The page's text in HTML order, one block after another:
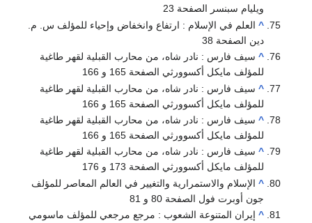
ويليام سبنسر الصفحة 23
^ العلم في الإسلام : ارتفاع وانخفاض وإحياء للمؤلف س. م.
دين الصفحة 38
^ سيف فارس : نادر شاه، من محارب القبلية لقهر طاغية
للمؤلف مايكل أكسوورثي الصفحة 165 و 166
^ سيف فارس : نادر شاه، من محارب القبلية لقهر طاغية
للمؤلف مايكل أكسوورثي الصفحة 165 و 166
^ سيف فارس : نادر شاه، من محارب القبلية لقهر طاغية
للمؤلف مايكل أكسوورثي الصفحة 165 و 166
^ سيف فارس : نادر شاه، من محارب القبلية لقهر طاغية
للمؤلف مايكل أكسوورثي الصفحة 173 و 176
^ الإسلام والاستمرارية والتغيير في العالم المعاصر للمؤلف
جون أوبرت فول الصفحة 80 و 81
^ إيران المتنوعة الشعوب : مرجع مرجعي للمؤلف ماسومي